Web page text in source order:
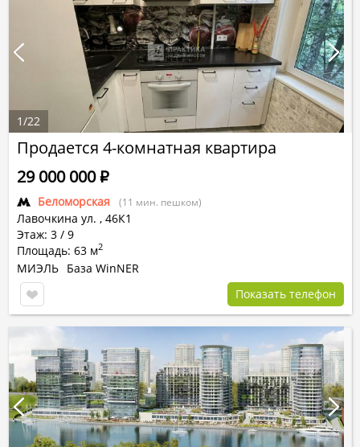
Продается 4-комнатная квартира
Беломорская (11 мин. пешком)
Лавочкина ул. , 46К1
Этаж: 3 / 9
Площадь: 63 м2
29 000 000Р
МИЭЛЬ База WinNER
Показать телефон
1/22